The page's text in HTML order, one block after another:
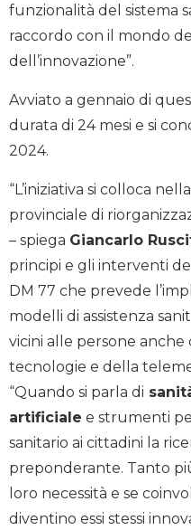
funzionalità del sistema
raccordo con il mondo
dell’innovazione”.
Avviato a gennaio di
durata di 24 mesi e si
2024.
“L’iniziativa si colloca
provinciale di
– spiega Giancarlo
principi e gli interventi
DM 77 che prevede
modelli di assistenza
vicini alle persone
tecnologie e della
“Quando si parla di
artificiale e strumenti
sanitario ai cittadini la
preponderante. Tanto
loro necessità e se
diventino essi stessi